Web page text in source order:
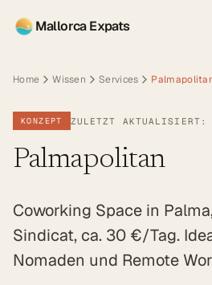
Mallorca Expats
Home Wissen Services
KONZEPT ZULETZT
Palmapolitan
Coworking Space in
Sindicat, ca. 30 €/Tag.
Nomaden und Remote